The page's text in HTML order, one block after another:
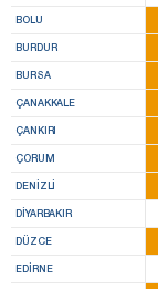
BOLU
BURDUR
BURSA
ÇANAKKALE
ÇANKIRI
ÇORUM
DENIZLI
DIYARBAKIR
DÜZCE
EDIRNE